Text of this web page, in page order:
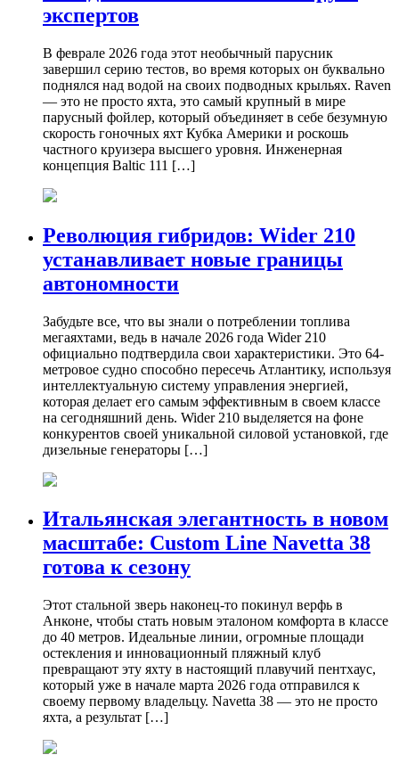
экспертов
В феврале 2026 года этот необычный парусник
завершил серию тестов, во время которых он буквально
поднялся над водой на своих подводных крыльях. Raven
— это не просто яхта, это самый крупный в мире
парусный фойлер, который объединяет в себе безумную
скорость гоночных яхт Кубка Америки и роскошь
частного круизера высшего уровня. Инженерная
концепция Baltic 111 […]
Революция гибридов: Wider 210
устанавливает новые границы
автономности
Забудьте все, что вы знали о потреблении топлива
мегаяхтами, ведь в начале 2026 года Wider 210
официально подтвердила свои характеристики. Это 64-
метровое судно способно пересечь Атлантику, используя
интеллектуальную систему управления энергией,
которая делает его самым эффективным в своем классе
на сегодняшний день. Wider 210 выделяется на фоне
конкурентов своей уникальной силовой установкой, где
дизельные генераторы […]
Итальянская элегантность в новом
масштабе: Custom Line Navetta 38
готова к сезону
Этот стальной зверь наконец-то покинул верфь в
Анконе, чтобы стать новым эталоном комфорта в классе
до 40 метров. Идеальные линии, огромные площади
остекления и инновационный пляжный клуб
превращают эту яхту в настоящий плавучий пентхаус,
который уже в начале марта 2026 года отправился к
своему первому владельцу. Navetta 38 — это не просто
яхта, а результат […]